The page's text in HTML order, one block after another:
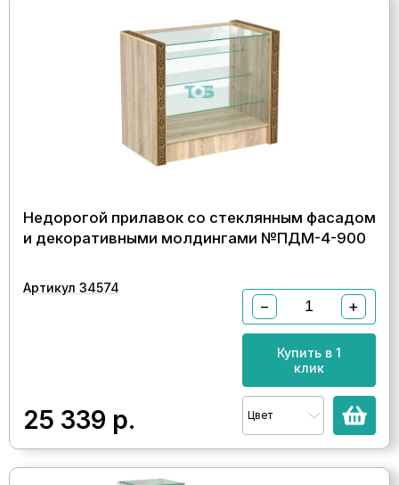
Недорогой прилавок со стеклянным фасадом
и декоративными молдингами №ПДМ-4-900
Артикул 34574
25 339 р.
− +
Купить в 1
клик
Цвет